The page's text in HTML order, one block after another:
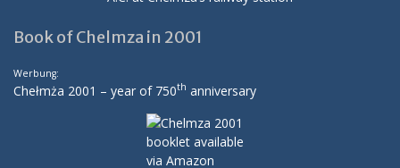
Book of Chelmza in 2001
Werbung:
Chełmża 2001 – year of 750th anniversary